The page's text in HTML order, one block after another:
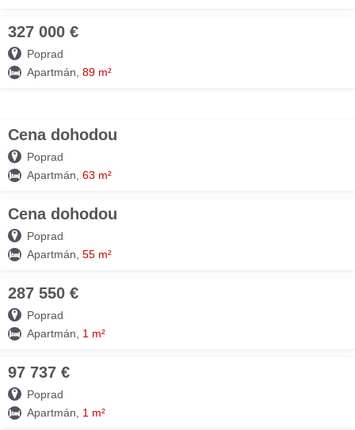
327 000 €
Poprad
Apartmán, 89 m²
Cena dohodou
Poprad
Apartmán, 63 m²
Cena dohodou
Poprad
Apartmán, 55 m²
287 550 €
Poprad
Apartmán, 1 m²
97 737 €
Poprad
Apartmán, 1 m²